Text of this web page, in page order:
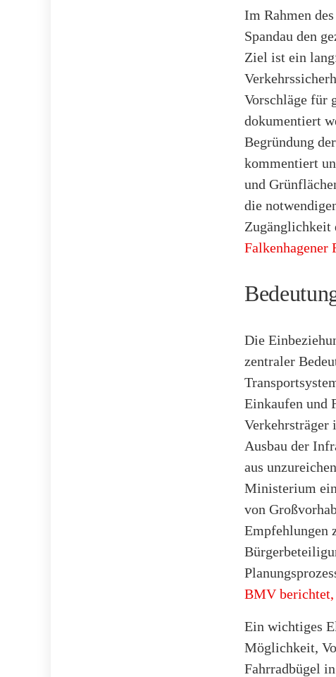
Im Rahmen
Spandau den
Ziel ist ein
Vorschläge für
dokumentiert
Begründung
kommentiert
und
die
Zugänglichkeit
Falkenhagener
Die
zentraler
Einkaufen und
Verkehrsträger
Ausbau der
aus
Ministerium
von
Empfehlungen
BMV
Ein wichtiges
Möglichkeit,
Fahrradbügel